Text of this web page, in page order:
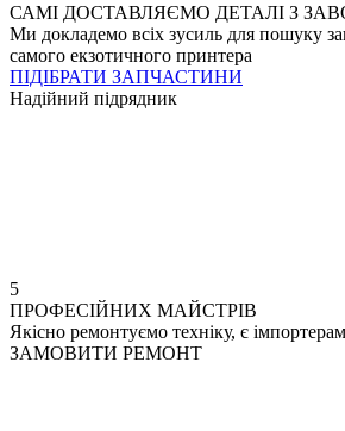
САМІ ДОСТАВЛЯЄМО ДЕТАЛІ З
Ми докладемо всіх зусиль для пошуку
самого екзотичного принтера
ПІДІБРАТИ ЗАПЧАСТИНИ
Надійний підрядник
5
ПРОФЕСІЙНИХ МАЙСТРІВ
Якісно ремонтуємо техніку, є
ЗАМОВИТИ РЕМОНТ